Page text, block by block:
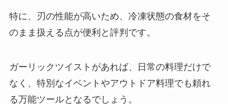
特に、刃の性能が高いため、冷凍状態の食材をそ
のまま扱える点が便利と評判です。
ガーリックツイストがあれば、日常の料理だけで
なく、特別なイベントやアウトドア料理でも頼れ
る万能ツールとなるでしょう。